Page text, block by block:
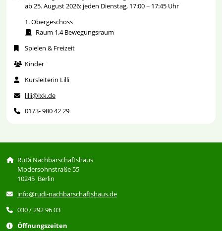
ab 25. August 2026: jeden Dienstag, 17:00 − 17:45 Uhr
1. Obergeschoss
Raum 1.4 Bewegungsraum
Spielen & Freizeit
Kinder
Kursleiterin Lilli
lilli@lxk.de
0173- 980 42 29
RuDi Nachbarschaftshaus
Modersohnstraße 55
10245 Berlin
info@rudi-nachbarschaftshaus.de
030 / 292 96 03
Öffnungszeiten